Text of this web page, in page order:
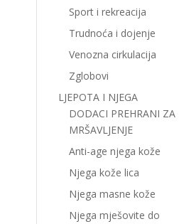
Sport i rekreacija
Trudnoća i dojenje
Venozna cirkulacija
Zglobovi
LJEPOTA I NJEGA
DODACI PREHRANI ZA
MRŠAVLJENJE
Anti-age njega kože
Njega kože lica
Njega masne kože
Njega mješovite do